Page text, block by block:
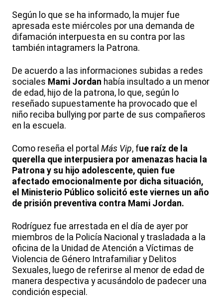
Según lo que se ha informado, la mujer fue
apresada este miércoles por una demanda de
difamación interpuesta en su contra por las
también intagramers la Patrona.
De acuerdo a las informaciones subidas a redes
sociales Mami Jordan había insultado a un menor
de edad, hijo de la patrona, lo que, según lo
reseñado supuestamente ha provocado que el
niño reciba bullying por parte de sus compañeros
en la escuela.
Como reseña el portal Más Vip, fue raíz de la
querella que interpusiera por amenazas hacia la
Patrona y su hijo adolescente, quien fue
afectado emocionalmente por dicha situación,
el Ministerio Público solicitó este viernes un año
de prisión preventiva contra Mami Jordan.
Rodríguez fue arrestada en el día de ayer por
miembros de la Policía Nacional y trasladada a la
oficina de la Unidad de Atención a Víctimas de
Violencia de Género Intrafamiliar y Delitos
Sexuales, luego de referirse al menor de edad de
manera despectiva y acusándolo de padecer una
condición especial.